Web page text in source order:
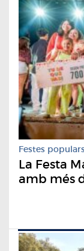
Festes populars
La Festa
amb més